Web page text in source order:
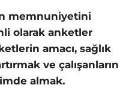
memnuniyetini
olarak anketler
amacı, sağlık
ve çalışanların
almak.